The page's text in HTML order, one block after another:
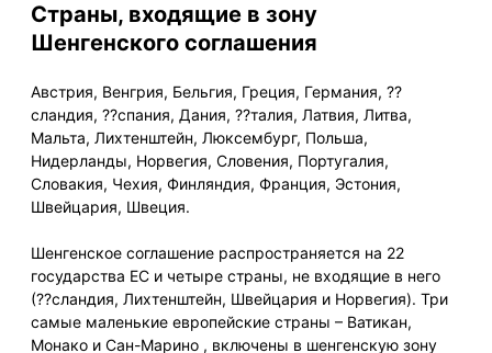
Страны, входящие в зону
Шенгенского соглашения
Австрия, Венгрия, Бельгия, Греция, Германия, ??
сландия, ??спания, Дания, ??талия, Латвия, Литва,
Мальта, Лихтенштейн, Люксембург, Польша,
Нидерланды, Норвегия, Словения, Португалия,
Словакия, Чехия, Финляндия, Франция, Эстония,
Швейцария, Швеция.
Шенгенское соглашение распространяется на 22
государства ЕС и четыре страны, не входящие в него
(??сландия, Лихтенштейн, Швейцария и Норвегия). Три
самые маленькие европейские страны – Ватикан,
Монако и Сан-Марино , включены в шенгенскую зону